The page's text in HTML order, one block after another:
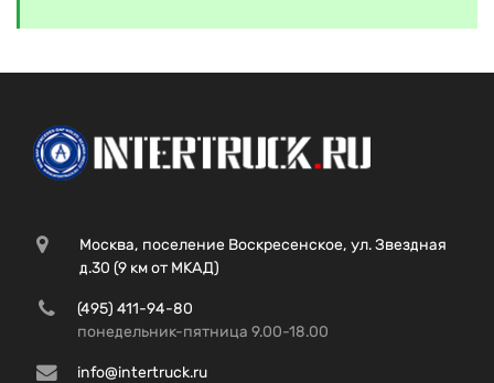
Москва, поселение Воскресенское, ул. Звездная
д.30 (9 км от МКАД)
(495) 411-94-80
понедельник-пятница 9.00-18.00
info@intertruck.ru